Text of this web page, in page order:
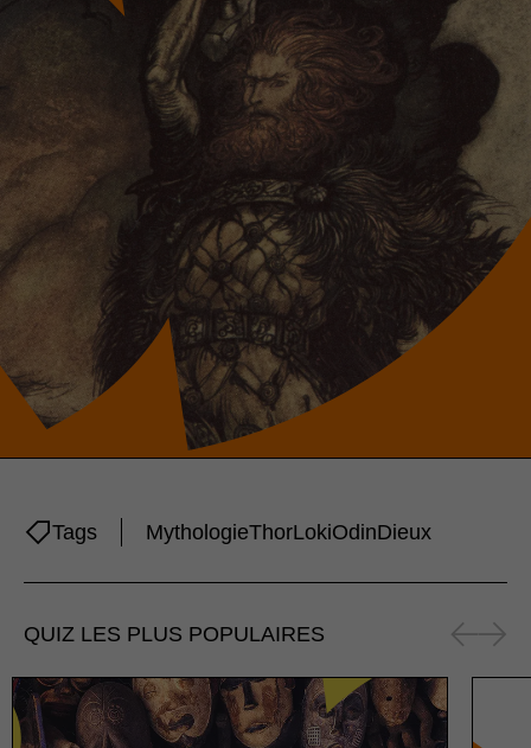
Tags MythologieThorLokiOdinDieux
QUIZ LES PLUS POPULAIRES